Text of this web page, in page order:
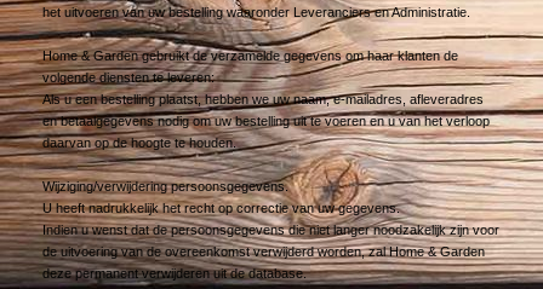
het uitvoeren van uw bestelling waaronder Leveranciers en Administratie.
Home & Garden gebruikt de verzamelde gegevens om haar klanten de
volgende diensten te leveren:
Als u een bestelling plaatst, hebben we uw naam, e-mailadres, afleveradres
en betaalgegevens nodig om uw bestelling uit te voeren en u van het verloop
daarvan op de hoogte te houden.
Wijziging/verwijdering persoonsgegevens.
U heeft nadrukkelijk het recht op correctie van uw gegevens.
Indien u wenst dat de persoonsgegevens die niet langer noodzakelijk zijn voor
de uitvoering van de overeenkomst verwijderd worden, zal Home & Garden
deze permanent verwijderen uit de database.